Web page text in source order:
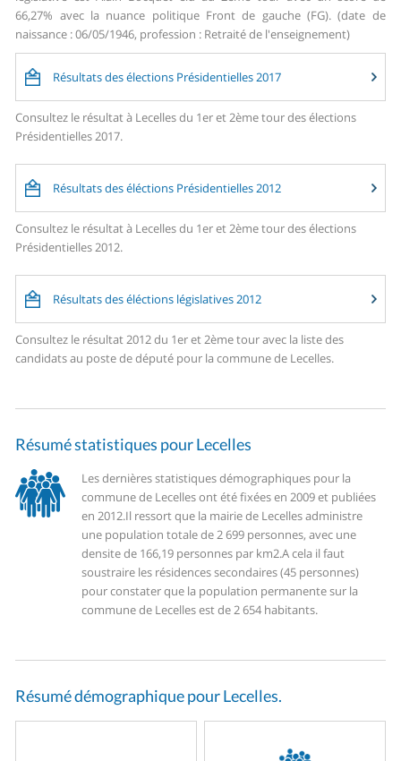
66,27% avec la nuance politique Front de gauche (FG). (date de
naissance : 06/05/1946, profession : Retraité de l'enseignement)
Résultats des élections Présidentielles 2017
Consultez le résultat à Lecelles du 1er et 2ème tour des élections
Présidentielles 2017.
Résultats des éléctions Présidentielles 2012
Consultez le résultat à Lecelles du 1er et 2ème tour des élections
Présidentielles 2012.
Résultats des éléctions législatives 2012
Consultez le résultat 2012 du 1er et 2ème tour avec la liste des
candidats au poste de député pour la commune de Lecelles.
Résumé statistiques pour Lecelles
Les dernières statistiques démographiques pour la
commune de Lecelles ont été fixées en 2009 et publiées
en 2012.Il ressort que la mairie de Lecelles administre
une population totale de 2 699 personnes, avec une
densite de 166,19 personnes par km2.A cela il faut
soustraire les résidences secondaires (45 personnes)
pour constater que la population permanente sur la
commune de Lecelles est de 2 654 habitants.
Résumé démographique pour Lecelles.